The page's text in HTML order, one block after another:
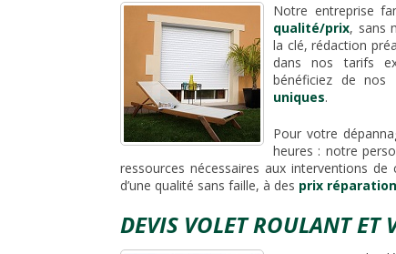
Notre entreprise
qualité/prix, sans
la clé, rédaction
dans nos tarifs
bénéficiez de nos
uniques.
Pour votre
heures : notre
ressources nécessaires aux interventions
d’une qualité sans faille, à des prix
DEVIS VOLET ROULANT ET